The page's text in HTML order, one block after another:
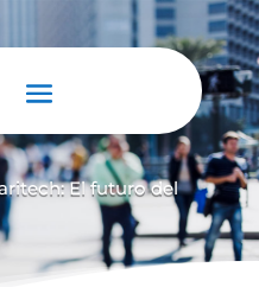
El futuro del